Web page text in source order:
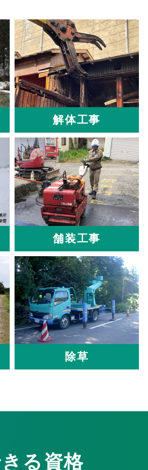
解体工事
舗装工事
除草
る資格